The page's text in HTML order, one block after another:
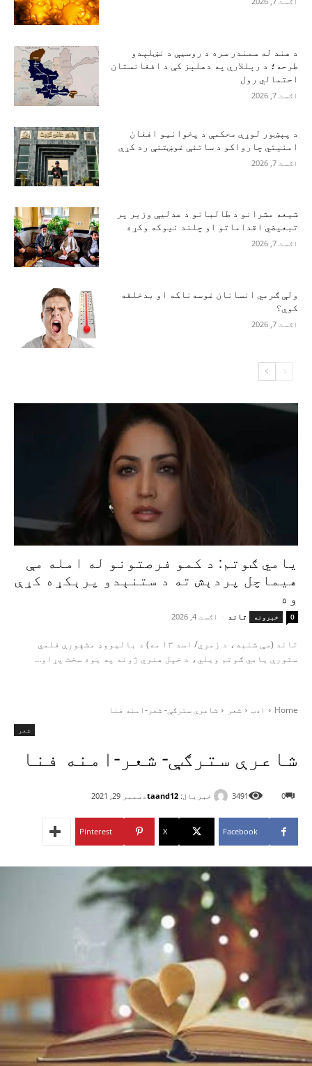
د هند له سمندر سره د روسیې د نښلېدو
طرحه؛ د رېللارې په دهلېز کې د افغانستان
احتمالي رول
اګست 7, 2026
د پېښور لوړې محکمې د پخوانیو افغان
امنیتي چارواکو د ساتنې غوښتنې رد کړې
اګست 7, 2026
شیعه مشرانو د طالبانو د عدلیې وزیر پر
تبعیضي اقداماتو او چلند نیوکه وکړه
اګست 7, 2026
ولې ګرمي انسانان غوسه‌ناکه او بدخلقه
کوي؟
اګست 7, 2026
یامي ګوتم: د کمو فرصتونو له امله مې
هیماچل پردېش ته د ستنېدو پرېکړه کړې
وه
خبرونه تاند - اګست 4, 2026 0
تاند (سې شنبه، د زمري/ اسد ۱۳ مه) د بالیووډ مشهورې فلمي
ستورې یامي ګوتم ویلي، د خپل هنري ژوند په یوه سخت پړاو...